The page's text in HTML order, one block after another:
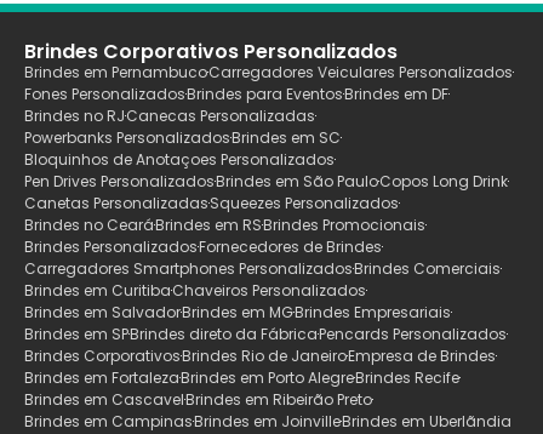
Brindes Corporativos Personalizados
Brindes em PernambucoCarregadores Veiculares Personalizados
Fones PersonalizadosBrindes para EventosBrindes em DF
Brindes no RJCanecas Personalizadas
Powerbanks PersonalizadosBrindes em SC
Bloquinhos de Anotaçoes Personalizados
Pen Drives PersonalizadosBrindes em São PauloCopos Long Drink
Canetas PersonalizadasSqueezes Personalizados
Brindes no CearáBrindes em RSBrindes Promocionais
Brindes PersonalizadosFornecedores de Brindes
Carregadores Smartphones PersonalizadosBrindes Comerciais
Brindes em CuritibaChaveiros Personalizados
Brindes em SalvadorBrindes em MGBrindes Empresariais
Brindes em SPBrindes direto da FábricaPencards Personalizados
Brindes CorporativosBrindes Rio de JaneiroEmpresa de Brindes
Brindes em FortalezaBrindes em Porto AlegreBrindes Recife
Brindes em CascavelBrindes em Ribeirão Preto
Brindes em CampinasBrindes em JoinvilleBrindes em Uberlãndia